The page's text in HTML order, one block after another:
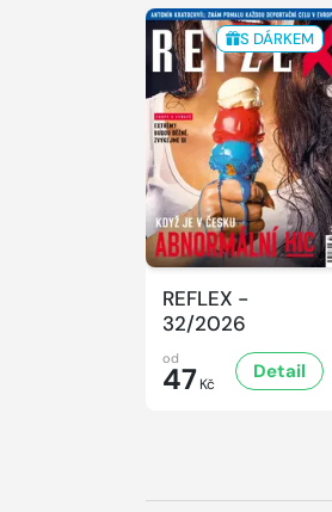
S DÁRKEM
REFLEX -
32/2026
od
47 Kč
Detail